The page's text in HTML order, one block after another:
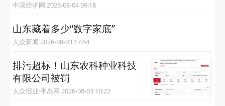
中国经济网 2026-08-04 09:18
山东藏着多少“数字家底”
大众新闻 2026-08-03 17:54
排污超标！山东农科种业科技
有限公司被罚
大众报业·半岛网 2026-08-03 10:22